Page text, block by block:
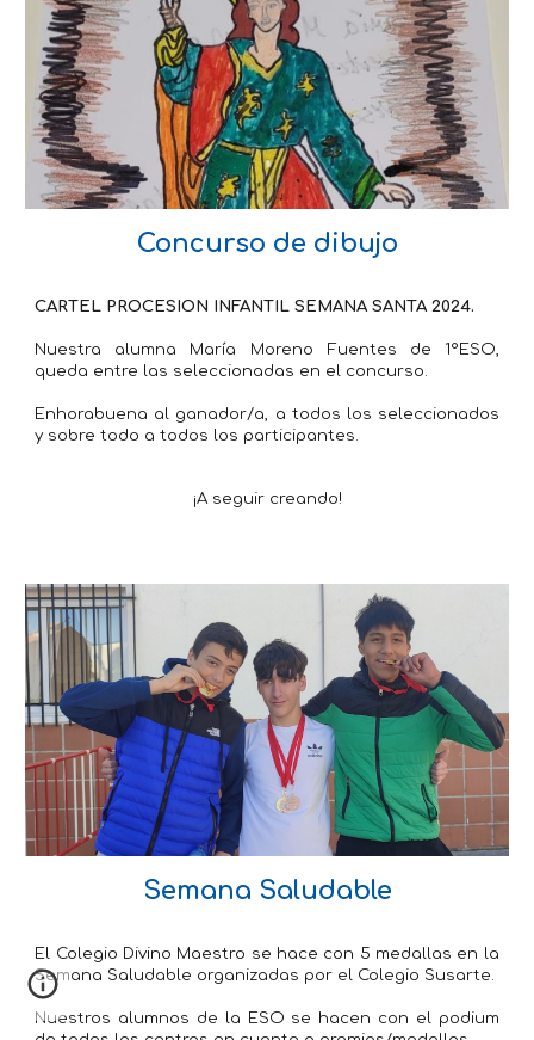
Concurso de dibujo
CARTEL PROCESION INFANTIL SEMANA SANTA 2024.
Nuestra alumna María Moreno Fuentes de 1°ESO,
queda entre las seleccionadas en el concurso.
Enhorabuena al ganador/a, a todos los seleccionados
y sobre todo a todos los participantes.
¡A seguir creando!
Semana Saludable
El Colegio Divino Maestro se hace con 5 medallas en la
Semana Saludable organizadas por el Colegio Susarte.
Nuestros alumnos de la ESO se hacen con el podium